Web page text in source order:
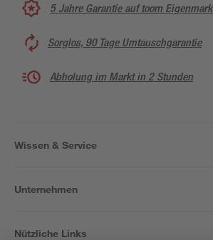
5 Jahre Garantie auf toom
Sorglos, 90 Tage Umtauschgarantie
Abholung im Markt in 2 Stunden
Wissen & Service
Unternehmen
Nützliche Links